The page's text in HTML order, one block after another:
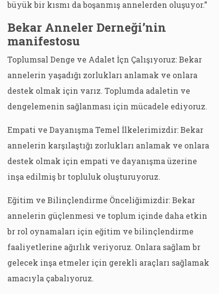
büyük bir kısmı da boşanmış annelerden oluşuyor.”
Bekar Anneler Derneği’nin
manifestosu
Toplumsal Denge ve Adalet İçn Çalışıyoruz: Bekar
annelerin yaşadığı zorlukları anlamak ve onlara
destek olmak için varız. Toplumda adaletin ve
dengelemenin sağlanması için mücadele ediyoruz.
Empati ve Dayanışma Temel İlkelerimizdir: Bekar
annelerin karşılaştığı zorlukları anlamak ve onlara
destek olmak için empati ve dayanışma üzerine
inşa edilmiş br topluluk oluşturuyoruz.
Eğitim ve Bilinçlendirme Önceliğimizdir: Bekar
annelerin güçlenmesi ve toplum içinde daha etkin
br rol oynamaları için eğitim ve bilinçlendirme
faaliyetlerine ağırlık veriyoruz. Onlara sağlam br
gelecek inşa etmeler için gerekli araçları sağlamak
amacıyla çabalıyoruz.